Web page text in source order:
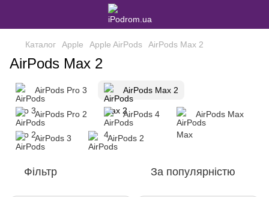
Каталог Apple Apple AirPods AirPods Max 2
AirPods Max 2
AirPods Pro 3 AirPods Max 2
AirPods Pro 2 AirPods 4 AirPods Max
AirPods 3 AirPods 2
Фільтр За популярністю